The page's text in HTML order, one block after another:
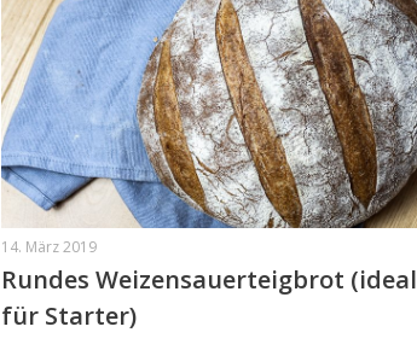
14. März 2019
Rundes Weizensauerteigbrot (ideal
für Starter)